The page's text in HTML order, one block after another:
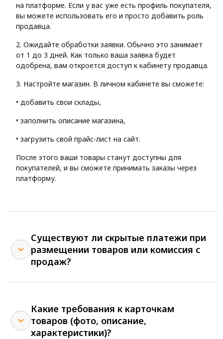
на платформе. Если у вас уже есть профиль покупателя,
вы можете использовать его и просто добавить роль
продавца.
2. Ожидайте обработки заявки. Обычно это занимает
от 1 до 3 дней. Как только ваша заявка будет
одобрена, вам откроется доступ к кабинету продавца.
3. Настройте магазин. В личном кабинете вы сможете:
• добавить свои склады,
• заполнить описание магазина,
• загрузить свой прайс-лист на сайт.
После этого ваши товары станут доступны для
покупателей, и вы сможете принимать заказы через
платформу.
Существуют ли скрытые платежи при
размещении товаров или комиссия с
продаж?
Какие требования к карточкам
товаров (фото, описание,
характеристики)?